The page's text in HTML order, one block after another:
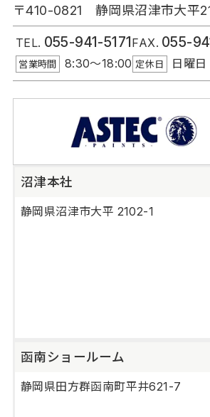
〒410-0821 静岡県沼津市大平
TEL. 055-941-5171FAX. 055-
営業時間 8:30～18:00 定休日 日曜日
沼津本社
静岡県沼津市大平 2102-1
函南ショールーム
静岡県田方群函南町平井621-7